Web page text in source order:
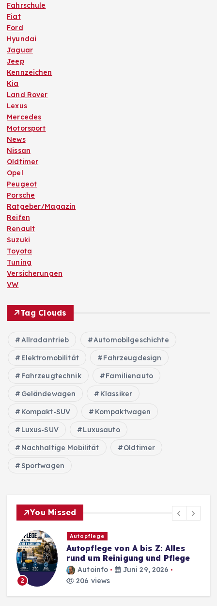
Fahrschule
Fiat
Ford
Hyundai
Jaguar
Jeep
Kennzeichen
Kia
Land Rover
Lexus
Mercedes
Motorsport
News
Nissan
Oldtimer
Opel
Peugeot
Porsche
Ratgeber/Magazin
Reifen
Renault
Suzuki
Toyota
Tuning
Versicherungen
VW
Tag Clouds
Allradantrieb Automobilgeschichte
Elektromobilität Fahrzeugdesign
Fahrzeugtechnik Familienauto
Geländewagen Klassiker
Kompakt-SUV Kompaktwagen
Luxus-SUV Luxusauto
Nachhaltige Mobilität Oldtimer
Sportwagen
You Missed
2
Autopflege
Autopflege von A bis Z: Alles
rund um Reinigung und Pflege
Autoinfo
Juni 29, 2026
206 views